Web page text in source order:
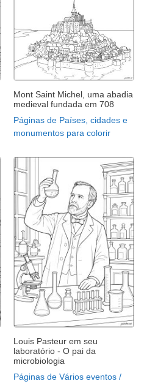
Mont Saint Michel, uma abadia
medieval fundada em 708
Páginas de Países, cidades e
monumentos para colorir
Louis Pasteur em seu
laboratório - O pai da
microbiologia
Páginas de Vários eventos /